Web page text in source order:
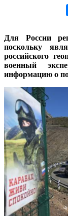
Для России
поскольку
российского
военный
информацию о